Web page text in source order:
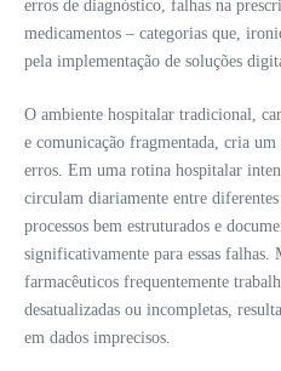
erros de diagnóstico, falhas na
medicamentos – categorias que,
pela implementação de soluções
O ambiente hospitalar tradicional,
e comunicação fragmentada, cria
erros. Em uma rotina hospitalar
circulam diariamente entre diferentes
processos bem estruturados e
significativamente para essas falhas.
farmacêuticos frequentemente
desatualizadas ou incompletas,
em dados imprecisos.